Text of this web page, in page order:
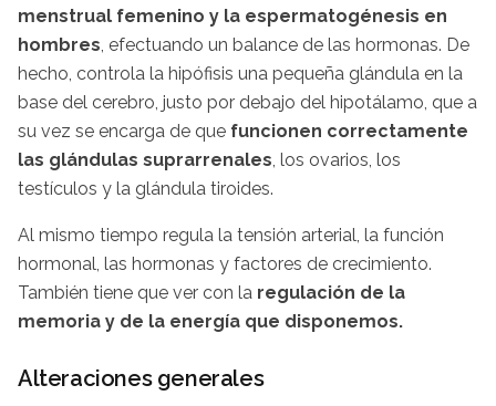
menstrual femenino y la espermatogénesis en
hombres, efectuando un balance de las hormonas. De
hecho, controla la hipófisis una pequeña glándula en la
base del cerebro, justo por debajo del hipotálamo, que a
su vez se encarga de que funcionen correctamente
las glándulas suprarrenales, los ovarios, los
testículos y la glándula tiroides.
Al mismo tiempo regula la tensión arterial, la función
hormonal, las hormonas y factores de crecimiento.
También tiene que ver con la regulación de la
memoria y de la energía que disponemos.
Alteraciones generales